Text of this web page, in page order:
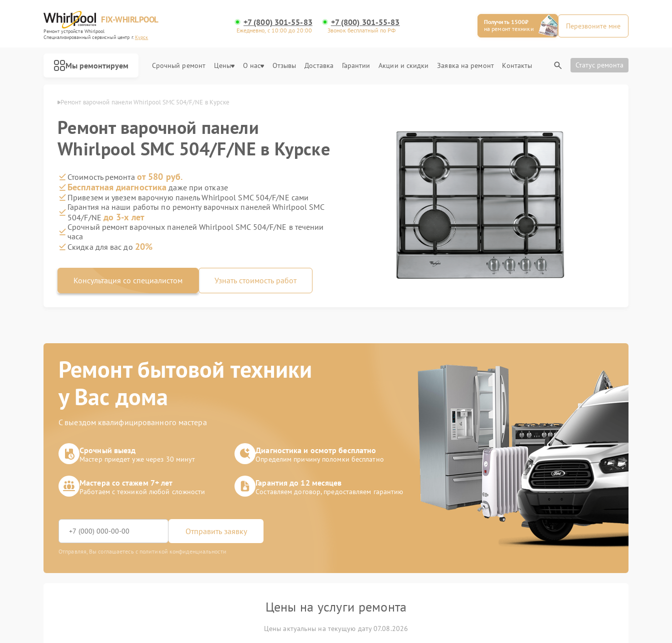
FIX-WHIRLPOOL
Ремонт устройств Whirlpool
Специализированный cервисный центр г. Курск
+7 (800) 301-55-83
Ежедневно, с 10:00 до 20:00
+7 (800) 301-55-83
Звонок бесплатный по РФ
Получить 1500₽
на ремонт техники
Перезвоните мне
Мы ремонтируем Срочный ремонт Цены О нас Отзывы Доставка Гарантии Акции и скидки Заявка на ремонт Контакты Статус ремонта
Ремонт варочной панели Whirlpool SMC 504/F/NE в Курске
Ремонт варочной панели
Whirlpool SMC 504/F/NE в Курске
Стоимость ремонта от 580 руб.
Бесплатная диагностика даже при отказе
Привезем и увезем варочную панель Whirlpool SMC 504/F/NE сами
Гарантия на наши работы по ремонту варочных панелей Whirlpool SMC
504/F/NE до 3-х лет
Срочный ремонт варочных панелей Whirlpool SMC 504/F/NE в течении
часа
Скидка для вас до 20%
Консультация со специалистом Узнать стоимость работ
Ремонт бытовой техники
у Вас дома
С выездом квалифицированного мастера
Срочный выезд
Мастер приедет уже через 30 минут
Диагностика и осмотр бесплатно
Определим причину поломки бесплатно
Мастера со стажем 7+ лет
Работаем с техникой любой сложности
Гарантия до 12 месяцев
Составляем договор, предоставляем гарантию
Отправить заявку
Отправляя, Вы соглашаетесь с политикой конфиденциальности
Цены на услуги ремонта
Цены актуальны на текущую дату 07.08.2026